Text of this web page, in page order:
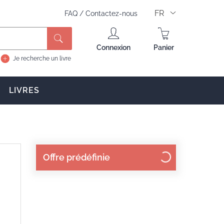
FAQ / Contactez-nous FR
Je recherche un livre
Connexion Panier
LIVRES
Offre prédéfinie